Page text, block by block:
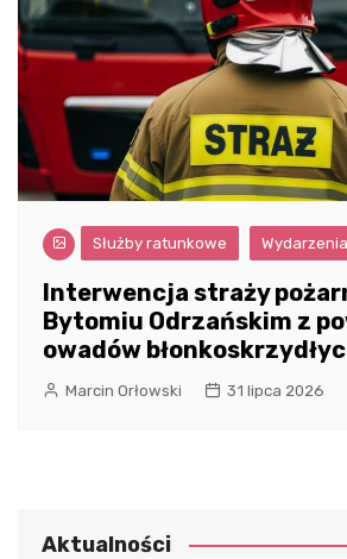
Służby ratunkowe Wydarzenia
Interwencja straży
Bytomiu Odrzańskim z
owadów
Marcin Orłowski 31 lipca 2026
Aktualności